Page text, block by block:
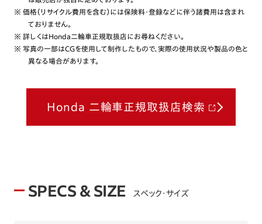
※ 価格（リサイクル費用を含む）には保険料・登録などに伴う諸費用は含まれ
ておりません。
※ 詳しくはHonda二輪車正規取扱店にお尋ねください。
※ 写真の一部はCGを使用して制作したもので、実際の使用状況や製品の色と
異なる場合があります。
Honda 二輪車正規取扱店検索
SPECS & SIZE スペック・サイズ